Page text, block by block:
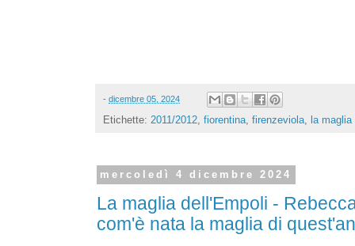
- dicembre 05, 2024
Etichette: 2011/2012, fiorentina, firenzeviola, la
mercoledì 4 dicembre 2024
La maglia dell'Empoli -
com'è nata la maglia di